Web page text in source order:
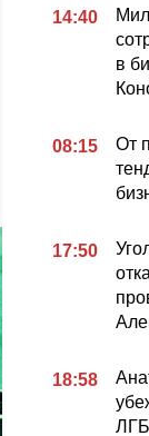
14:40
в
08:15
От
17:50
18:58